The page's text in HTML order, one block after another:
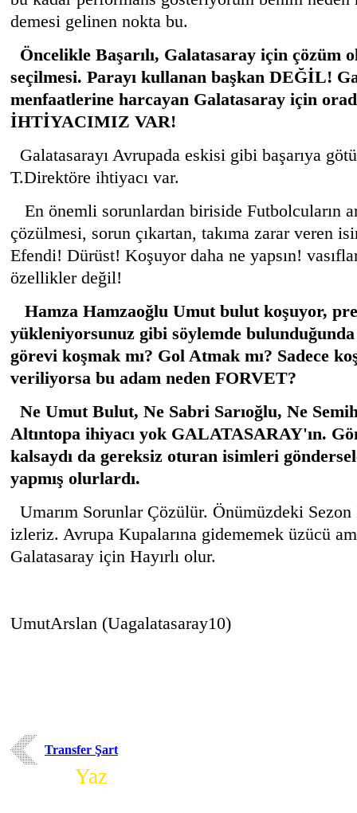
demesi gelinen nokta bu.
Öncelikle Başarılı, Galatasaray için çözüm
seçilmesi. Parayı kullanan başkan DEĞİL!
menfaatlerine harcayan Galatasaray için
İHTİYACIMIZ VAR!
Galatasarayı Avrupada eskisi gibi başarıya
T.Direktöre ihtiyacı var.
En önemli sorunlardan biriside Futbolcuların
çözülmesi, sorun çıkartan, takıma zarar veren
Efendi! Dürüst! Koşuyor daha ne yapsın!
özellikler değil!
Hamza Hamzaoğlu Umut bulut koşuyor,
yükleniyorsunuz gibi söylemde
görevi koşmak mı? Gol Atmak mı? Sadece
veriliyorsa bu adam neden FORVET?
Ne Umut Bulut, Ne Sabri Sarıoğlu, Ne
Altıntopa ihiyacı yok GALATASARAY'ın.
kalsaydı da gereksiz oturan isimleri
yapmış olurlardı.
Umarım Sorunlar Çözülür. Önümüzdeki
izleriz. Avrupa Kupalarına gidememek üzücü
Galatasaray için Hayırlı olur.
UmutArslan (Uagalatasaray10)
Transfer Şart
Yaz